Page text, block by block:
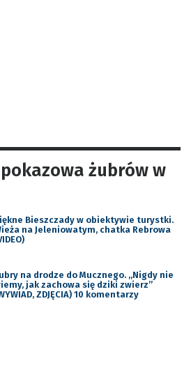
żubrów w
Bieszczady w obiektywie turystki.
na Jeleniowatym, chatka Rebrowa
na drodze do Mucznego. ,,Nigdy nie
jak zachowa się dziki zwierz”
ZDJĘCIA) 10 komentarzy